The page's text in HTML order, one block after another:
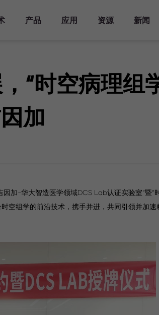
产品
FF
组FF
组FF
mIF
大尺寸
Stereo-seq
Analysis Workflow
StereoMap
时空显微镜
时空自动化样本
理系统
服务中心
应用
科学计划
资源
据
生态合作伙伴
新闻
发介绍
人才培养
加入我们
“时空病理组
加
加-华大智造医学领域DCS Lab认证实验室”暨“
空组学的前沿技术，携手并进，共同引领并加速